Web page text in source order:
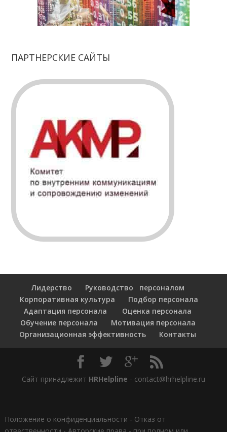
ПАРТНЕРСКИЕ САЙТЫ
Лидерство
Руководство персоналом
Корпоративная культура
Подбор персонала
Адаптация персонала
Оценка персонала
Обучение персонала
Мотивация персонала
Организационная эффективность
Контакты
Сайт принадлежит HRHelpline - contact@hrhelpline.ru
Положение о конфиденциальности - Отказ от